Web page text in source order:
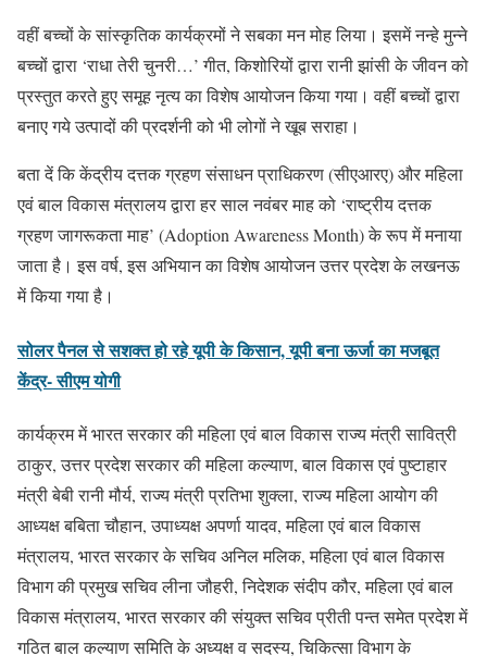
वहीं बच्चों के सांस्कृतिक कार्यक्रमों ने सबका मन मोह लिया। इसमें नन्हे मुन्ने
बच्चों द्वारा ‘राधा तेरी चुनरी…’ गीत, किशोरियों द्वारा रानी झांसी के जीवन को
प्रस्तुत करते हुए समूह नृत्य का विशेष आयोजन किया गया। वहीं बच्चों द्वारा
बनाए गये उत्पादों की प्रदर्शनी को भी लोगों ने खूब सराहा।
बता दें कि केंद्रीय दत्तक ग्रहण संसाधन प्राधिकरण (सीएआरए) और महिला
एवं बाल विकास मंत्रालय द्वारा हर साल नवंबर माह को ‘राष्ट्रीय दत्तक
ग्रहण जागरूकता माह’ (Adoption Awareness Month) के रूप में मनाया
जाता है। इस वर्ष, इस अभियान का विशेष आयोजन उत्तर प्रदेश के लखनऊ
में किया गया है।
सोलर पैनल से सशक्त हो रहे यूपी के किसान, यूपी बना ऊर्जा का मजबूत
केंद्र- सीएम योगी
कार्यक्रम में भारत सरकार की महिला एवं बाल विकास राज्य मंत्री सावित्री
ठाकुर, उत्तर प्रदेश सरकार की महिला कल्याण, बाल विकास एवं पुष्टाहार
मंत्री बेबी रानी मौर्य, राज्य मंत्री प्रतिभा शुक्ला, राज्य महिला आयोग की
आध्यक्ष बबिता चौहान, उपाध्यक्ष अपर्णा यादव, महिला एवं बाल विकास
मंत्रालय, भारत सरकार के सचिव अनिल मलिक, महिला एवं बाल विकास
विभाग की प्रमुख सचिव लीना जौहरी, निदेशक संदीप कौर, महिला एवं बाल
विकास मंत्रालय, भारत सरकार की संयुक्त सचिव प्रीती पन्त समेत प्रदेश में
गठित बाल कल्याण समिति के अध्यक्ष व सदस्य, चिकित्सा विभाग के